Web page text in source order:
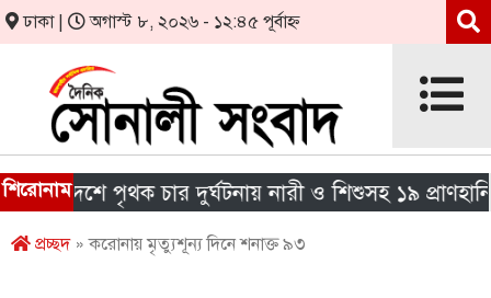
ঢাকা | অগাস্ট ৮, ২০২৬ - ১২:৪৫ পূর্বাহ্ন
শিরোনাম
দেশে পৃথক চার দুর্ঘটনায় নারী ও শিশুসহ ১৯ প্রাণহানি
প্রচ্ছদ» করোনায় মৃত্যুশূন্য দিনে শনাক্ত ৯৩